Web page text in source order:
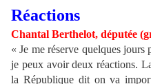
Réactions
Chantal Berthelot, députée
« Je me réserve quelques
je peux avoir deux réactions.
la République dit on va